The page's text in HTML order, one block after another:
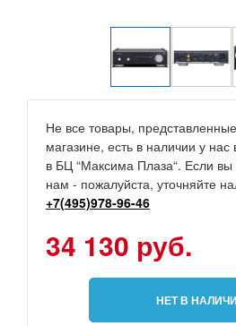
Не все товары,
магазине, есть в наличии у
в БЦ “Максима Плаза“. Если вы
нам - пожалуйста, уточняйте
+7(495)978-96-46
34 130 руб.
НЕТ В